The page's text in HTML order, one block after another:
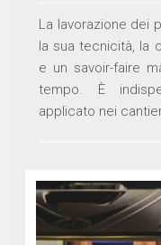
La lavorazione dei
la sua tecnicità, la
e un savoir-faire
tempo. È
applicato nei